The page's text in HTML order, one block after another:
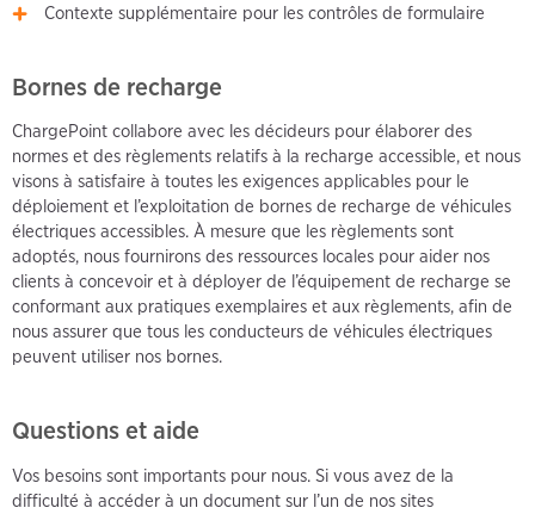
Contexte supplémentaire pour les contrôles de formulaire
Bornes de recharge
ChargePoint collabore avec les décideurs pour élaborer des
normes et des règlements relatifs à la recharge accessible, et nous
visons à satisfaire à toutes les exigences applicables pour le
déploiement et l’exploitation de bornes de recharge de véhicules
électriques accessibles. À mesure que les règlements sont
adoptés, nous fournirons des ressources locales pour aider nos
clients à concevoir et à déployer de l’équipement de recharge se
conformant aux pratiques exemplaires et aux règlements, afin de
nous assurer que tous les conducteurs de véhicules électriques
peuvent utiliser nos bornes.
Questions et aide
Vos besoins sont importants pour nous. Si vous avez de la
difficulté à accéder à un document sur l’un de nos sites